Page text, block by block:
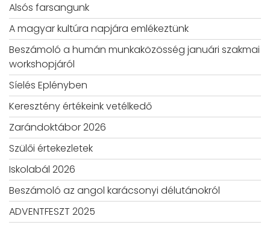
Alsós farsangunk
A magyar kultúra napjára emlékeztünk
Beszámoló a humán munkaközösség januári szakmai
workshopjáról
Síelés Eplényben
Keresztény értékeink vetélkedő
Zarándoktábor 2026
Szülői értekezletek
Iskolabál 2026
Beszámoló az angol karácsonyi délutánokról
ADVENTFESZT 2025